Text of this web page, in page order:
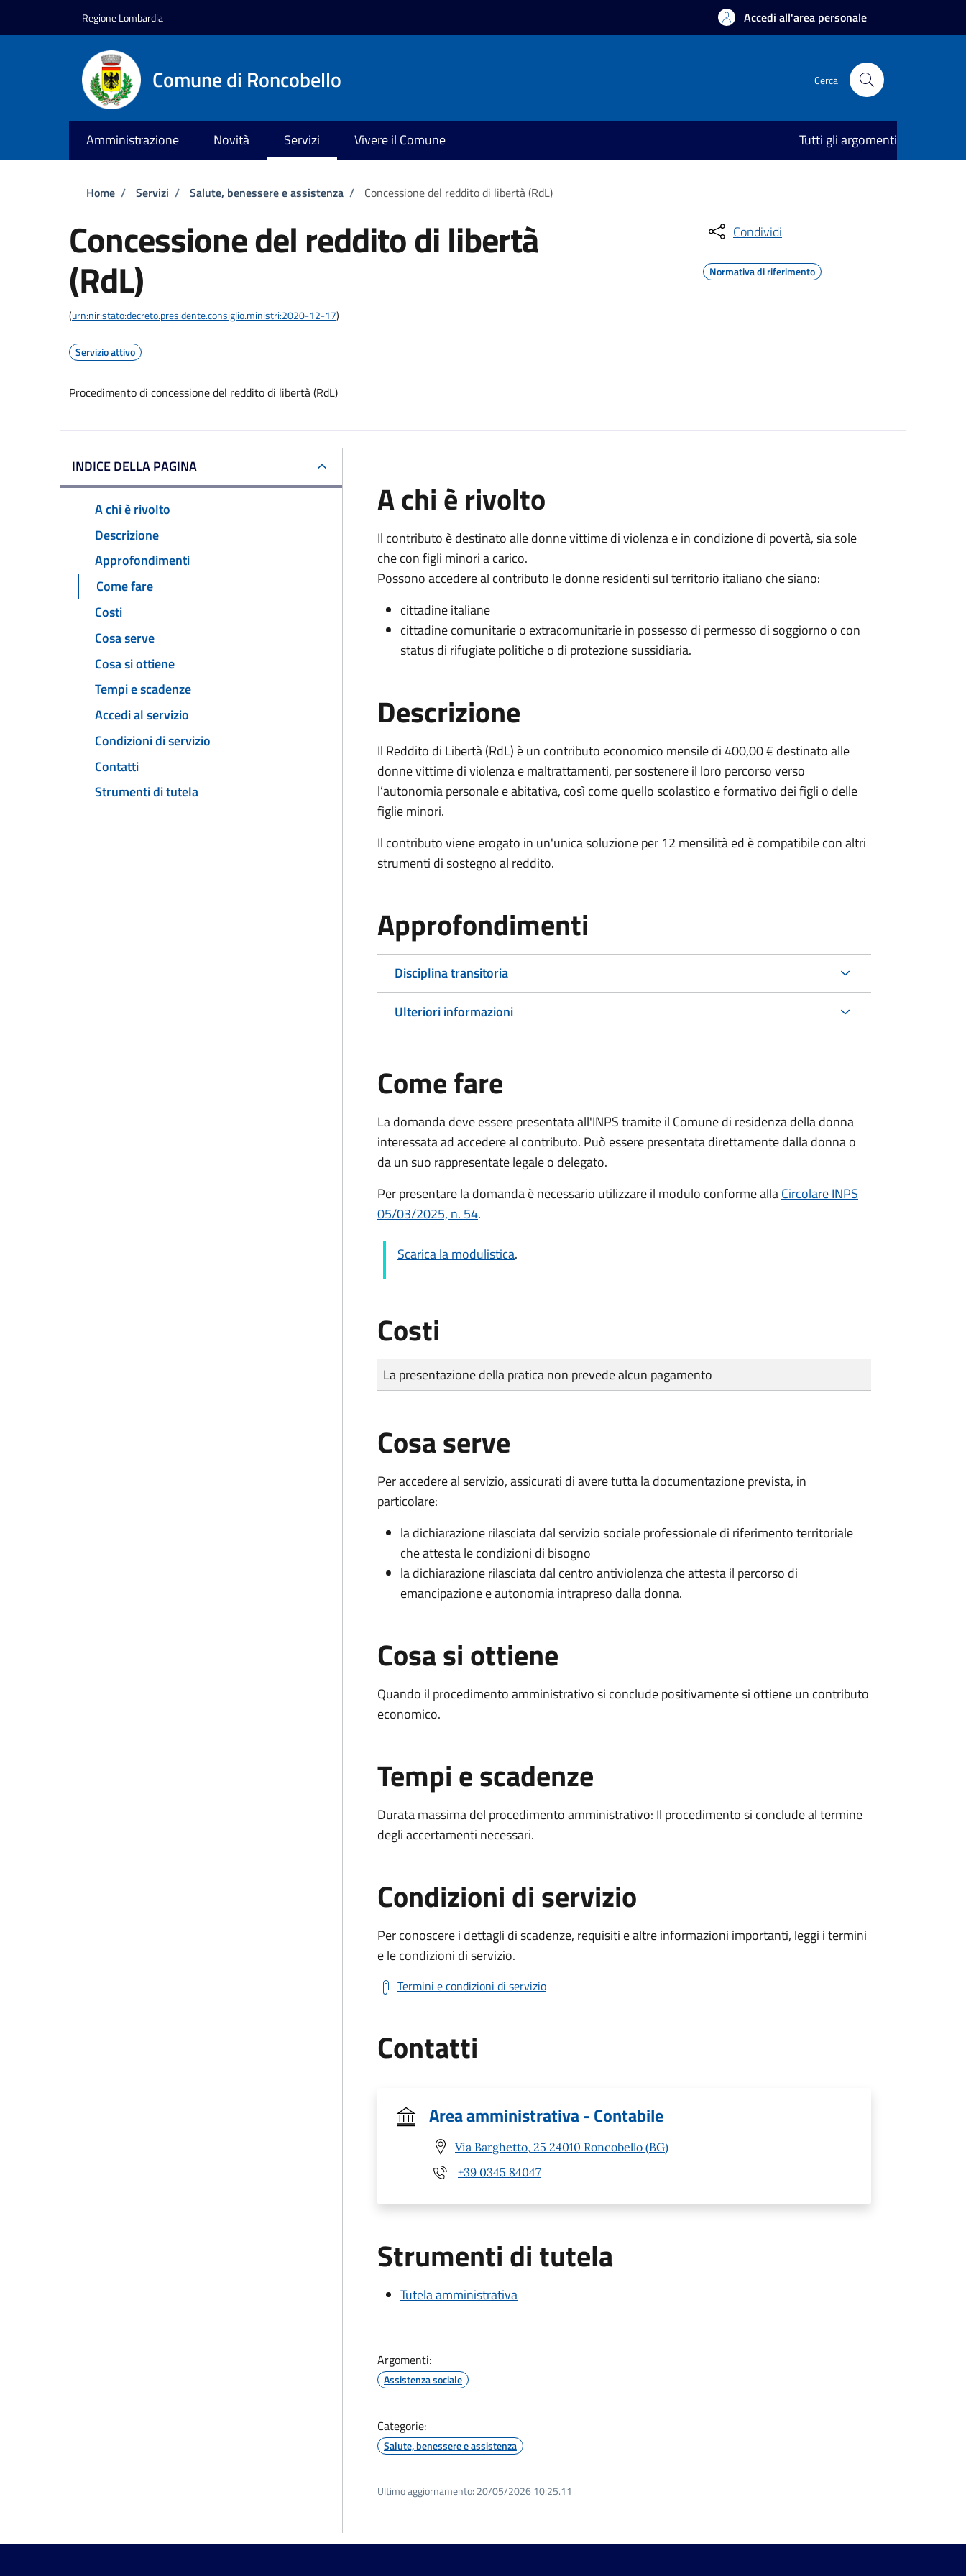
Regione Lombardia Accedi all'area personale
Comune di Roncobello Cerca
Amministrazione Novità Servizi Vivere il Comune Tutti gli argomenti
Briciole di pane
Home / Servizi / Salute, benessere e assistenza / Concessione del reddito di libertà (RdL)
Concessione del reddito di libertà
(RdL)
(urn:nir:stato:decreto.presidente.consiglio.ministri:2020-12-17)
Servizio attivo
Procedimento di concessione del reddito di libertà (RdL)
Condividi
Normativa di riferimento
INDICE DELLA PAGINA
A chi è rivolto
Descrizione
Approfondimenti
Come fare
Costi
Cosa serve
Cosa si ottiene
Tempi e scadenze
Accedi al servizio
Condizioni di servizio
Contatti
Strumenti di tutela
A chi è rivolto
Il contributo è destinato alle donne vittime di violenza e in condizione di povertà, sia sole
che con figli minori a carico.
Possono accedere al contributo le donne residenti sul territorio italiano che siano:
cittadine italiane
cittadine comunitarie o extracomunitarie in possesso di permesso di soggiorno o con
status di rifugiate politiche o di protezione sussidiaria.
Descrizione
Il Reddito di Libertà (RdL) è un contributo economico mensile di 400,00 € destinato alle
donne vittime di violenza e maltrattamenti, per sostenere il loro percorso verso
l’autonomia personale e abitativa, così come quello scolastico e formativo dei figli o delle
figlie minori.
Il contributo viene erogato in un'unica soluzione per 12 mensilità ed è compatibile con altri
strumenti di sostegno al reddito.
Approfondimenti
Disciplina transitoria
Ulteriori informazioni
Come fare
La domanda deve essere presentata all'INPS tramite il Comune di residenza della donna
interessata ad accedere al contributo. Può essere presentata direttamente dalla donna o
da un suo rappresentate legale o delegato.
Per presentare la domanda è necessario utilizzare il modulo conforme allaCircolare INPS
05/03/2025, n. 54.
Scarica la modulistica.
Costi
Tipo di pagamento
Importo
La presentazione della pratica non prevede alcun pagamento
Cosa serve
Per accedere al servizio, assicurati di avere tutta la documentazione prevista, in
particolare:
la dichiarazione rilasciata dal servizio sociale professionale di riferimento territoriale
che attesta le condizioni di bisogno
la dichiarazione rilasciata dal centro antiviolenza che attesta il percorso di
emancipazione e autonomia intrapreso dalla donna.
Cosa si ottiene
Quando il procedimento amministrativo si conclude positivamente si ottiene un contributo
economico.
Tempi e scadenze
Durata massima del procedimento amministrativo: Il procedimento si conclude al termine
degli accertamenti necessari.
Condizioni di servizio
Per conoscere i dettagli di scadenze, requisiti e altre informazioni importanti, leggi i termini
e le condizioni di servizio.
Termini e condizioni di servizio
Contatti
Area amministrativa - Contabile
Via Barghetto, 25 24010 Roncobello (BG)
+39 0345 84047
Strumenti di tutela
Tutela amministrativa
Argomenti:
Assistenza sociale
Categorie:
Salute, benessere e assistenza
Ultimo aggiornamento: 20/05/2026 10:25.11